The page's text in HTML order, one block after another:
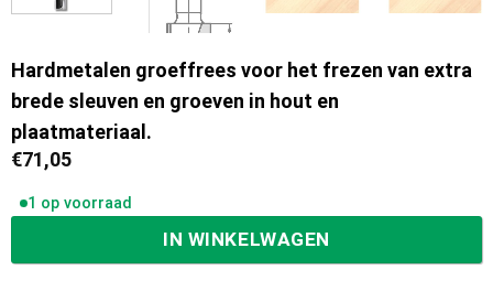
Hardmetalen groeffrees voor het frezen van extra
brede sleuven en groeven in hout en
plaatmateriaal.
€71,05
1 op voorraad
IN WINKELWAGEN